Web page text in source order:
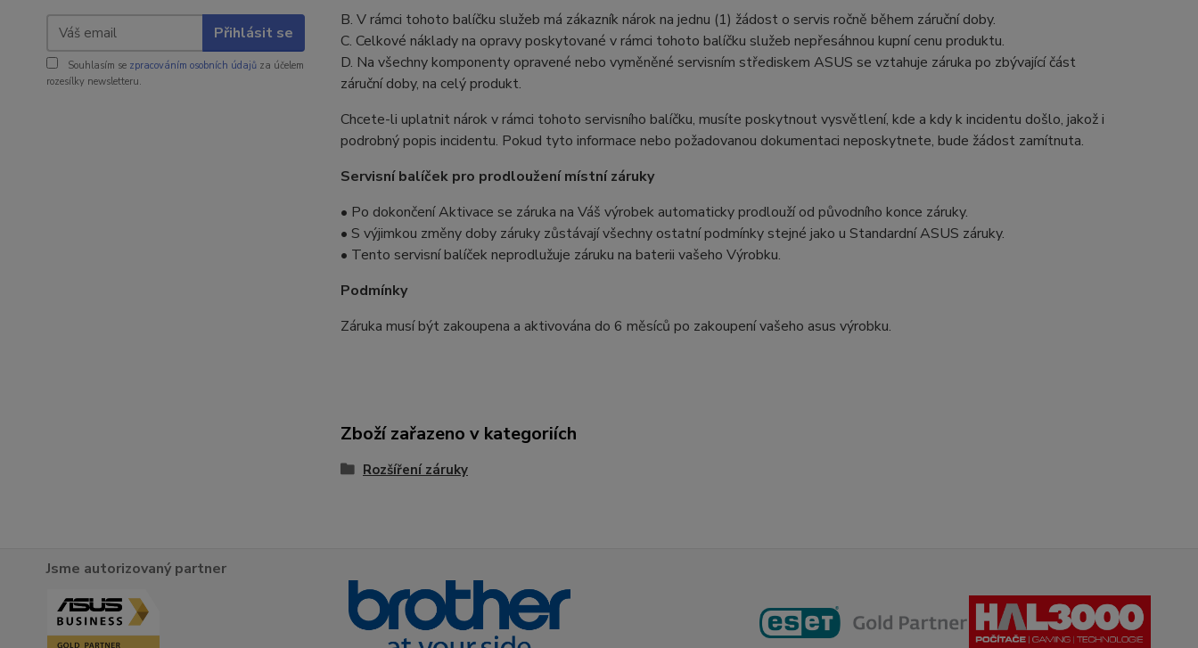
Přihlásit se
Souhlasím se zpracováním osobních údajů za účelem
rozesílky newsletteru.
B. V rámci tohoto balíčku služeb má zákazník nárok na jednu (1) žádost o servis ročně během záruční doby.
C. Celkové náklady na opravy poskytované v rámci tohoto balíčku služeb nepřesáhnou kupní cenu produktu.
D. Na všechny komponenty opravené nebo vyměněné servisním střediskem ASUS se vztahuje záruka po zbývající část
záruční doby, na celý produkt.
Chcete-li uplatnit nárok v rámci tohoto servisního balíčku, musíte poskytnout vysvětlení, kde a kdy k incidentu došlo, jakož i
podrobný popis incidentu. Pokud tyto informace nebo požadovanou dokumentaci neposkytnete, bude žádost zamítnuta.
Servisní balíček pro prodloužení místní záruky
• Po dokončení Aktivace se záruka na Váš výrobek automaticky prodlouží od původního konce záruky.
• S výjimkou změny doby záruky zůstávají všechny ostatní podmínky stejné jako u Standardní ASUS záruky.
• Tento servisní balíček neprodlužuje záruku na baterii vašeho Výrobku.
Podmínky
Záruka musí být zakoupena a aktivována do 6 měsíců po zakoupení vašeho asus výrobku.
Zboží zařazeno v kategoriích
Rozšíření záruky
Jsme autorizovaný partner